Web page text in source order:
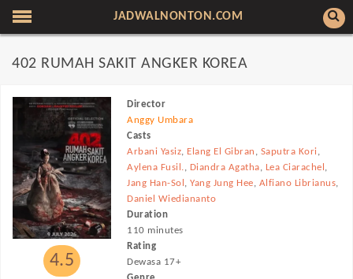
JADWALNONTON.COM
402 RUMAH SAKIT ANGKER KOREA
4.5
Director
Anggy Umbara
Casts
Arbani Yasiz, Elang El Gibran , Saputra Kori,
Aylena Fusil., Diandra Agatha, Lea Ciarachel ,
Jang Han-Sol ,Yang Jung Hee, Alfiano Librianus,
Daniel Wiediananto
Duration
110 minutes
Rating
Dewasa 17+